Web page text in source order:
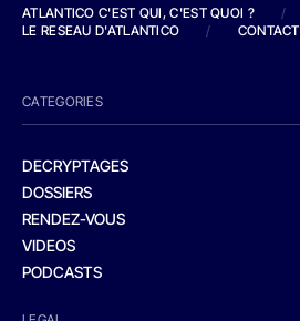
ATLANTICO C'EST QUI, C'EST QUOI ?
/
LE RESEAU D'ATLANTICO
/ CONTACT
CATEGORIES
DECRYPTAGES
DOSSIERS
RENDEZ-VOUS
VIDEOS
PODCASTS